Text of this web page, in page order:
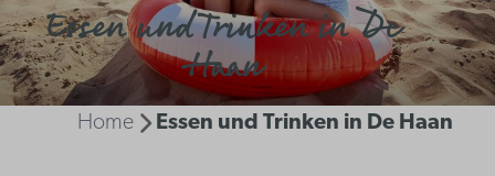
Essen und Trinken in De
Haan
Home Essen und Trinken in De Haan